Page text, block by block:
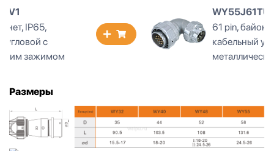
61 pin, байонет, IP66,
кабельный угловой с
Размеры